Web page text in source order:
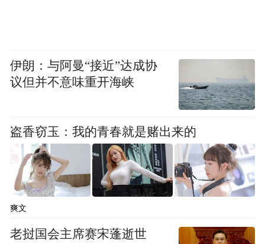
间的交往呈现出两国宫廷始终高度关注积极
推进、以科学和艺术交流为主旨、以服务清
宫的耶稣会士为沟通桥梁的特点。中国古代
文化经典与历史著作的西传，促成了法国近
代汉学的诞生。
伊朗：与阿曼“接近”达成协
议但并不意味重开海峡
盗香窃玉：我的青春就是赌出来的
爽文
老挝国会主席赛宋蓬逝世